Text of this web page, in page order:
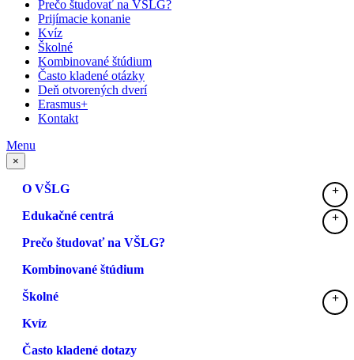
Prečo študovať na VŠLG?
Prijímacie konanie
Kvíz
Školné
Kombinované štúdium
Často kladené otázky
Deň otvorených dverí
Erasmus+
Kontakt
Menu
×
O VŠLG
Edukačné centrá
Prečo študovať na VŠLG?
Kombinované štúdium
Školné
Kvíz
Často kladené dotazy